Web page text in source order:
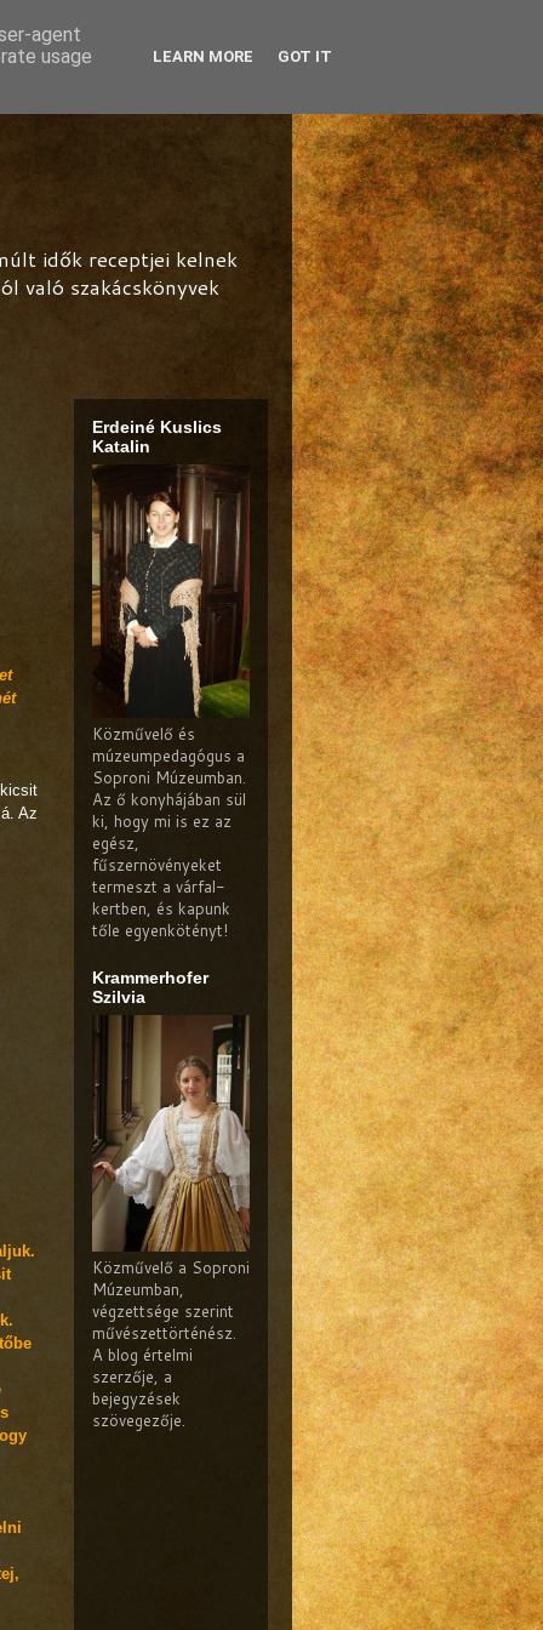
idők receptjei kelnek
való szakácskönyvek
Az
Erdeiné Kuslics
Katalin
Közművelő és
múzeumpedagógus a
Soproni Múzeumban.
Az ő konyhájában sül
ki, hogy mi is ez az
egész,
fűszernövényeket
termeszt a várfal-
kertben, és kapunk
tőle egyenkötényt!
Krammerhofer
Szilvia
Közművelő a Soproni
Múzeumban,
végzettsége szerint
művészettörténész.
A blog értelmi
szerzője, a
bejegyzések
szövegezője.
agent
usage
LEARN MORE GOT IT